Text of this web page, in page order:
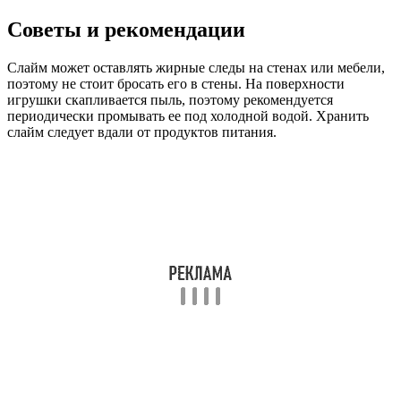
Советы и рекомендации
Слайм может оставлять жирные следы на стенах или мебели,
поэтому не стоит бросать его в стены. На поверхности
игрушки скапливается пыль, поэтому рекомендуется
периодически промывать ее под холодной водой. Хранить
слайм следует вдали от продуктов питания.